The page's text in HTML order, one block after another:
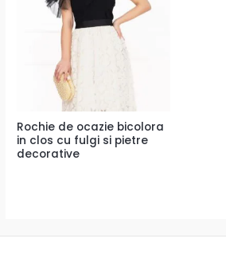
Rochie de ocazie bicolora
in clos cu fulgi si pietre
decorative